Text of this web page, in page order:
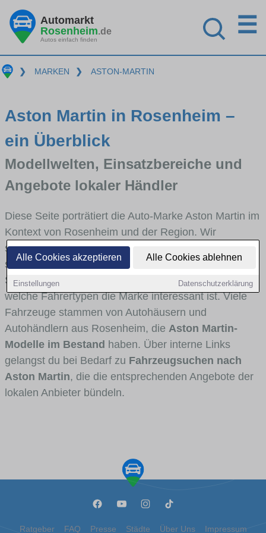
Alle Cookies akzeptieren Alle Cookies ablehnen
Einstellungen Datenschutzerklärung
Automarkt
Rosenheim.de
Autos einfach finden
☰
❯ MARKEN ❯ ASTON-MARTIN
Aston Martin in Rosenheim –
ein Überblick
Modellwelten, Einsatzbereiche und
Angebote lokaler Händler
Diese Seite porträtiert die Auto-Marke Aston Martin im
Kontext von Rosenheim und der Region. Wir
skizzieren, in welchen Fahrzeugklassen Aston Martin
stark vertreten ist, welche Modellreihen häufig im
Stadt- und Umlandverkehr zu sehen sind und für
welche Fahrertypen die Marke interessant ist. Viele
Fahrzeuge stammen von Autohäusern und
Autohändlern aus Rosenheim, die Aston Martin-
Modelle im Bestand haben. Über interne Links
gelangst du bei Bedarf zu Fahrzeugsuchen nach
Aston Martin, die die entsprechenden Angebote der
lokalen Anbieter bündeln.
Ratgeber FAQ Presse Städte Über Uns Impressum